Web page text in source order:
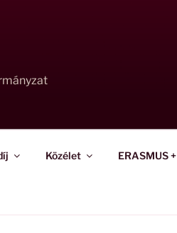
Közélet ERASMUS +